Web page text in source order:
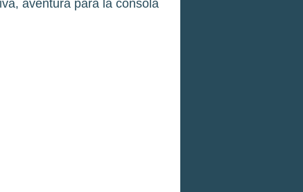
aventura para la consola